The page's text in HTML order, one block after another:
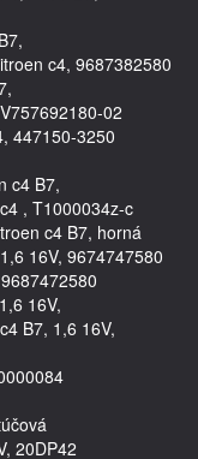
c4, 9687382580
02
447150-3250
c4 B7,
, T1000034z-c
c4 B7, horná
16V, 9674747580
16V,
B7, 1,6 16V,
20DP42